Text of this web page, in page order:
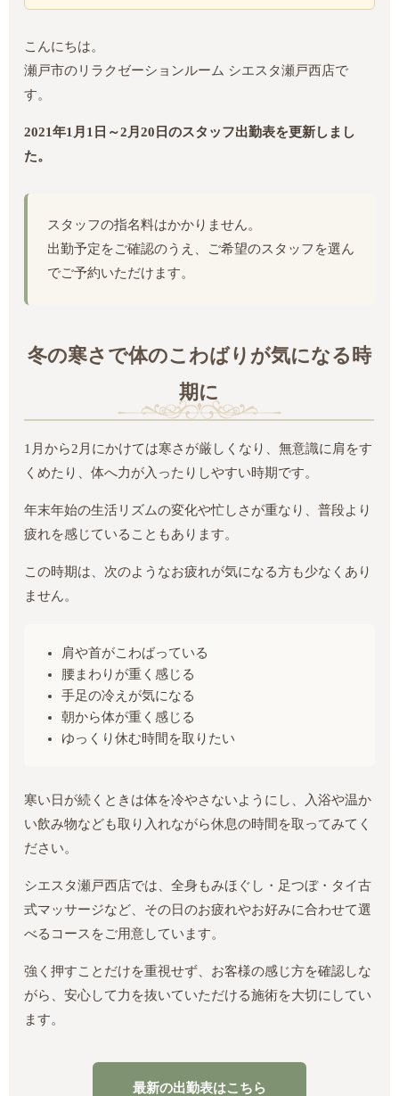
こんにちは。
瀬戸市のリラクゼーションルーム シエスタ瀬戸西店で
す。
2021年1月1日～2月20日のスタッフ出勤表を更新しまし
た。
スタッフの指名料はかかりません。
出勤予定をご確認のうえ、ご希望のスタッフを選ん
でご予約いただけます。
冬の寒さで体のこわばりが気になる時
期に
1月から2月にかけては寒さが厳しくなり、無意識に肩をす
くめたり、体へ力が入ったりしやすい時期です。
年末年始の生活リズムの変化や忙しさが重なり、普段より
疲れを感じていることもあります。
この時期は、次のようなお疲れが気になる方も少なくあり
ません。
肩や首がこわばっている
腰まわりが重く感じる
手足の冷えが気になる
朝から体が重く感じる
ゆっくり休む時間を取りたい
寒い日が続くときは体を冷やさないようにし、入浴や温か
い飲み物なども取り入れながら休息の時間を取ってみてく
ださい。
シエスタ瀬戸西店では、全身もみほぐし・足つぼ・タイ古
式マッサージなど、その日のお疲れやお好みに合わせて選
べるコースをご用意しています。
強く押すことだけを重視せず、お客様の感じ方を確認しな
がら、安心して力を抜いていただける施術を大切にしてい
ます。
最新の出勤表はこちら